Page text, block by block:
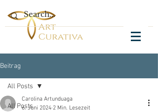
Beitrag
All Posts
All Posts
Carolina Artunduaga
6. Juni 2024 2 Min. Lesezeit